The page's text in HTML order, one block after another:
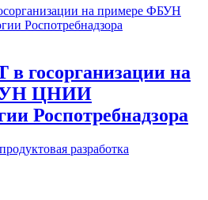
госорганизации на
ЦНИИ
Роспотребнадзора